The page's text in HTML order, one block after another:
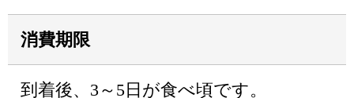
消費期限
到着後、3～5日が食べ頃です。